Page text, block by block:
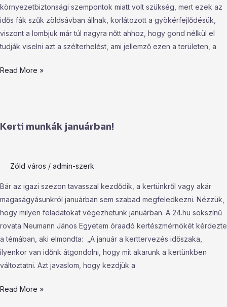
környezetbiztonsági szempontok miatt volt szükség, mert ezek az
idős fák szűk zöldsávban állnak, korlátozott a gyökérfejlődésük,
viszont a lombjuk már túl nagyra nőtt ahhoz, hogy gond nélkül el
tudják viselni azt a szélterhelést, ami jellemző ezen a területen, a
Read More »
Kerti munkák januárban!
Zöld város / admin-szerk
Bár az igazi szezon tavasszal kezdődik, a kertünkről vagy akár
magaságyásunkról januárban sem szabad megfeledkezni. Nézzük,
hogy milyen feladatokat végezhetünk januárban. A 24.hu sokszínű
rovata Neumann János Egyetem óraadó kertészmérnökét kérdezte
a témában, aki elmondta: „A január a kerttervezés időszaka,
ilyenkor van időnk átgondolni, hogy mit akarunk a kertünkben
változtatni. Azt javaslom, hogy kezdjük a
januárban!
Read More »